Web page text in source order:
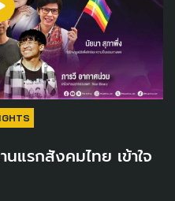
แรกสังคมไทย เข้าใจ